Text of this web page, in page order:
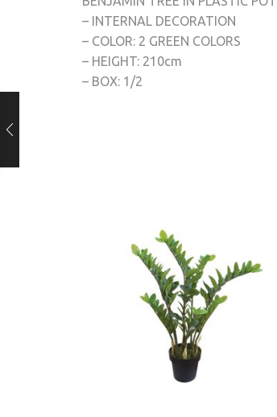
– INTERNAL DECORATION
– COLOR: 2 GREEN COLORS
– HEIGHT: 210cm
– BOX: 1/2